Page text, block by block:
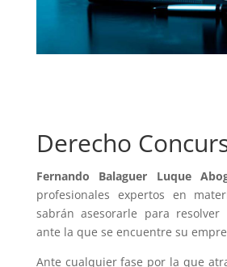
Derecho
Fernando Balaguer Luque
profesionales expertos en
sabrán asesorarle para
ante la que se encuentre su
Ante cualquier fase por la que